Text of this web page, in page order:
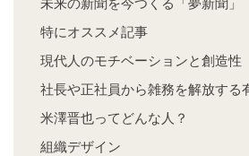
特にオススメ記事
現代人のモチベーションと創造性
社長や正社員から雑務を解放する
米澤晋也ってどんな人？
組織デザイン